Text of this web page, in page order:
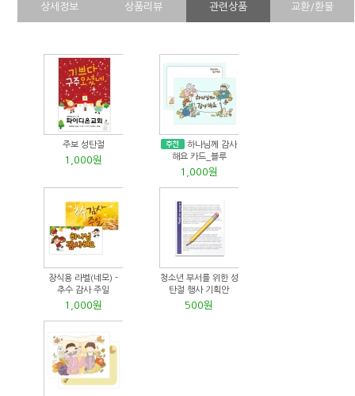
상세정보 상품리뷰 관련상품 교환/환불
주보 성탄절
1,000원
하나님께 감사
해요 카드_블루
1,000원
장식용 라벨(네모) -
추수 감사 주일
1,000원
청소년 부서를 위한 성
탄절 행사 기획안
500원